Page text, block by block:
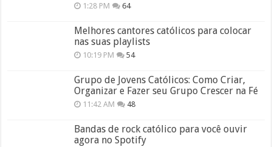
1:28 PM 64
Melhores cantores católicos para colocar
nas suas playlists
10:19 PM 54
Grupo de Jovens Católicos: Como Criar,
Organizar e Fazer seu Grupo Crescer na Fé
11:42 AM 48
Bandas de rock católico para você ouvir
agora no Spotify